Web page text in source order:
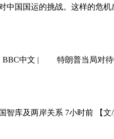
国国运的挑战。这样的危
BBC中文 | 特朗普当局对
库及两岸关系 7小时前 【